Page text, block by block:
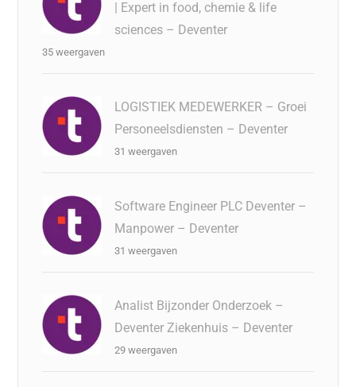
| Expert in food, chemie & life
sciences – Deventer
35 weergaven
LOGISTIEK MEDEWERKER – Groei
Personeelsdiensten – Deventer
31 weergaven
Software Engineer PLC Deventer –
Manpower – Deventer
31 weergaven
Analist Bijzonder Onderzoek –
Deventer Ziekenhuis – Deventer
29 weergaven